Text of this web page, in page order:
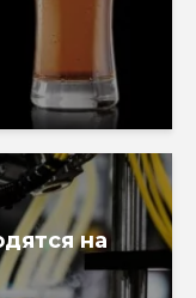
на